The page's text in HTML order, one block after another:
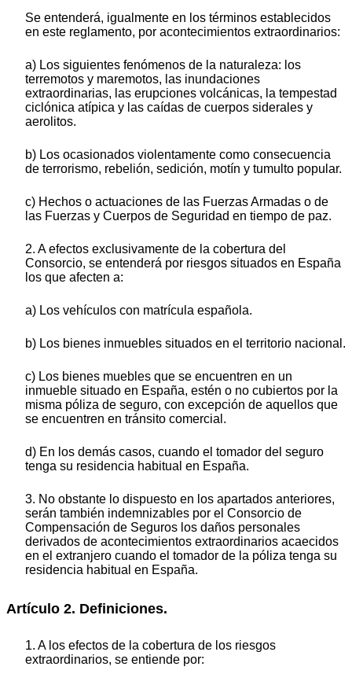
Se entenderá, igualmente en los términos establecidos
en este reglamento, por acontecimientos extraordinarios:
a) Los siguientes fenómenos de la naturaleza: los
terremotos y maremotos, las inundaciones
extraordinarias, las erupciones volcánicas, la tempestad
ciclónica atípica y las caídas de cuerpos siderales y
aerolitos.
b) Los ocasionados violentamente como consecuencia
de terrorismo, rebelión, sedición, motín y tumulto popular.
c) Hechos o actuaciones de las Fuerzas Armadas o de
las Fuerzas y Cuerpos de Seguridad en tiempo de paz.
2. A efectos exclusivamente de la cobertura del
Consorcio, se entenderá por riesgos situados en España
los que afecten a:
a) Los vehículos con matrícula española.
b) Los bienes inmuebles situados en el territorio nacional.
c) Los bienes muebles que se encuentren en un
inmueble situado en España, estén o no cubiertos por la
misma póliza de seguro, con excepción de aquellos que
se encuentren en tránsito comercial.
d) En los demás casos, cuando el tomador del seguro
tenga su residencia habitual en España.
3. No obstante lo dispuesto en los apartados anteriores,
serán también indemnizables por el Consorcio de
Compensación de Seguros los daños personales
derivados de acontecimientos extraordinarios acaecidos
en el extranjero cuando el tomador de la póliza tenga su
residencia habitual en España.
Artículo 2. Definiciones.
1. A los efectos de la cobertura de los riesgos
extraordinarios, se entiende por: